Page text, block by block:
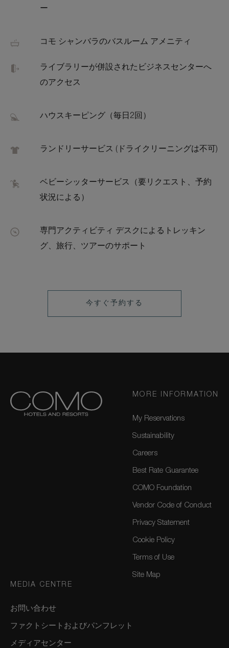
ー
コモ シャンバラのバスルーム アメニティ
ライブラリーが併設されたビジネスセンターへ
のアクセス
ハウスキーピング（毎日2回）
ランドリーサービス (ドライクリーニングは不可)
ベビーシッターサービス（要リクエスト、予約
状況による）
専門アクティビティ デスクによるトレッキン
グ、旅行、ツアーのサポート
LEARN
MORE
今すぐ予約する
MORE INFORMATION
My Reservations
Sustainability
Careers
Best Rate Guarantee
COMO Foundation
Vendor Code of Conduct
Privacy Statement
Cookie Policy
Terms of Use
Site Map
MEDIA CENTRE
お問い合わせ
ファクトシートおよびパンフレット
メディアセンター